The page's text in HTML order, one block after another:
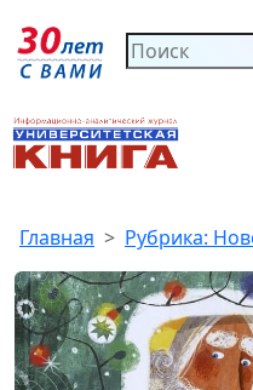
Главная Рубрика: